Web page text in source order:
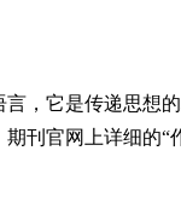
，它是传递思想
刊官网上详细的